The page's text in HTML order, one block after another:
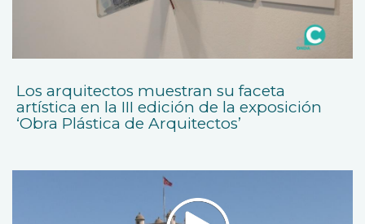
Los arquitectos muestran su faceta
artística en la III edición de la exposición
‘Obra Plástica de Arquitectos’